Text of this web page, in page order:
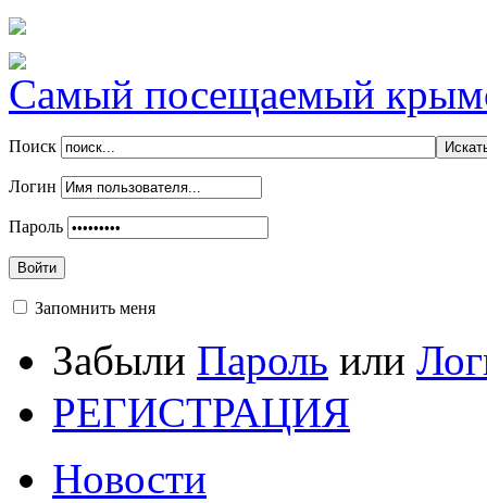
Самый посещаемый
Поиск
Логин
Пароль
Войти
Запомнить меня
Забыли Пароль или
РЕГИСТРАЦИЯ
Новости